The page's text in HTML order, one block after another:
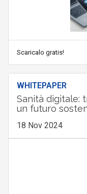
Scaricalo gratis!
WHITEPAPER
Sanità digitale:
un futuro
18 Nov 2024